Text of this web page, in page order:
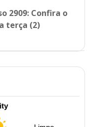
2909: Confira o
terça (2)